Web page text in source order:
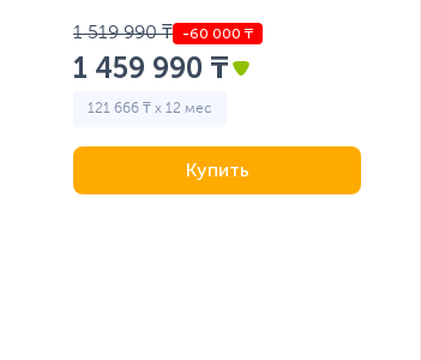
1 519 990 ₸
1 459 990 ₸
121 666 ₸ x 12 мес
Купить